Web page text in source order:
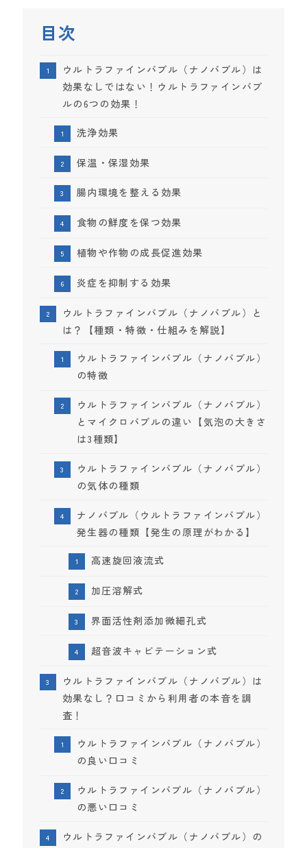
目次
ウルトラファインバブル（ナノバブル）は
効果なしではない！ウルトラファインバブ
ルの6つの効果！
洗浄効果
保温・保湿効果
腸内環境を整える効果
食物の鮮度を保つ効果
植物や作物の成長促進効果
炎症を抑制する効果
ウルトラファインバブル（ナノバブル）と
は？【種類・特徴・仕組みを解説】
ウルトラファインバブル（ナノバブル）
の特徴
ウルトラファインバブル（ナノバブル）
とマイクロバブルの違い【気泡の大きさ
は3種類】
ウルトラファインバブル（ナノバブル）
の気体の種類
ナノバブル（ウルトラファインバブル）
発生器の種類【発生の原理がわかる】
高速旋回液流式
加圧溶解式
界面活性剤添加微細孔式
超音波キャビテーション式
ウルトラファインバブル（ナノバブル）は
効果なし？口コミから利用者の本音を調
査！
ウルトラファインバブル（ナノバブル）
の良い口コミ
ウルトラファインバブル（ナノバブル）
の悪い口コミ
ウルトラファインバブル（ナノバブル）の